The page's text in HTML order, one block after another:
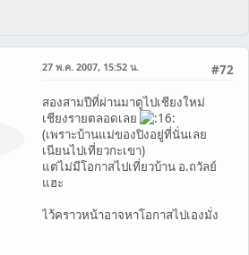
#72
27 พ.ค. 2007, 15:52 น.
สองสามปีที่ผ่านมาตูไปเชียงใหม่
เชียงรายตลอดเลย
(เพราะบ้านแม่ของปิงอยู่ที่นั่นเลย
เนียนไปเที่ยวกะเขา)
แต่ไม่มีโอกาสไปเที่ยวบ้าน อ.ถวัลย์
แฮะ
ไว้คราวหน้าอาจหาโอกาสไปเองมั่ง